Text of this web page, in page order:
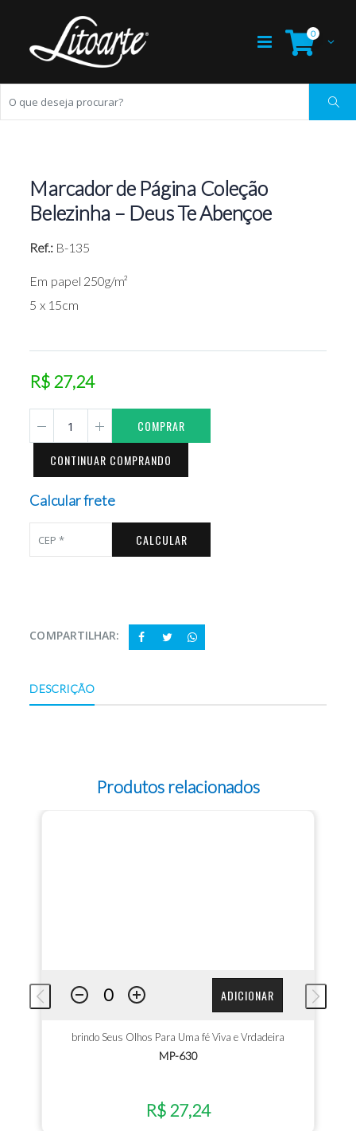
0
Marcador de Página Coleção
Belezinha – Deus Te Abençoe
Ref.: B-135
Em papel 250g/m²
5 x 15cm
R$ 27,24
COMPRAR
CONTINUAR COMPRANDO
Calcular frete
CALCULAR
COMPARTILHAR:
DESCRIÇÃO
Produtos relacionados
ADICIONAR
brindo Seus Olhos Para Uma fé Viva e Vrdadeira
MP-630
R$ 27,24